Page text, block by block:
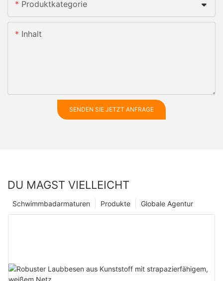
Produktkategorie
Inhalt
SENDEN SIE JETZT ANFRAGE
DU MAGST VIELLEICHT
Globale Agentur
Produkte
Schwimmbadarmaturen